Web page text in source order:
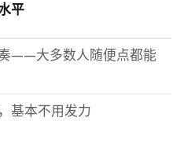
平
——大多数人随便点都能
基本不用发力